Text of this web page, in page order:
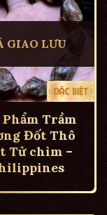
GIAO LƯU
Phẩm Trầm
Đốt Thô
Tử chìm –